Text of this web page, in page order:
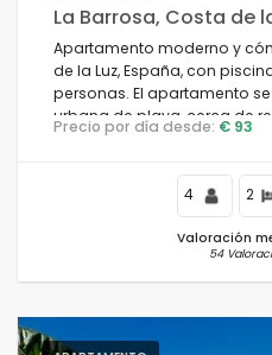
La Barrosa, Costa de
Apartamento moderno y
de la Luz, España, con
personas. El apartamento
urbana de playa, cerca de
y supermercados, y a 100 m
Precio por día desde: € 93
4 2
Valoración
54